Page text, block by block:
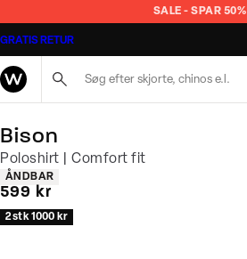
SALE - SPAR 50%
GRATIS RETUR
Bison
Poloshirt | Comfort fit
Produkt egenskaber
ÅNDBAR
I alt (inkl. rabat)
599 kr
2 stk 1000 kr